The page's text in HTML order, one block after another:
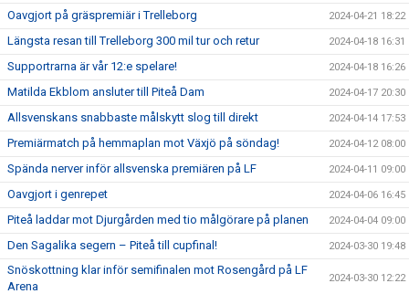
Oavgjort på gräspremiär i Trelleborg 2024-04-21 18:22
Längsta resan till Trelleborg 300 mil tur och retur 2024-04-18 16:31
Supportrarna är vår 12:e spelare! 2024-04-18 16:26
Matilda Ekblom ansluter till Piteå Dam 2024-04-17 20:30
Allsvenskans snabbaste målskytt slog till direkt 2024-04-14 17:53
Premiärmatch på hemmaplan mot Växjö på söndag! 2024-04-12 08:00
Spända nerver inför allsvenska premiären på LF 2024-04-11 09:00
Oavgjort i genrepet 2024-04-06 16:45
Piteå laddar mot Djurgården med tio målgörare på planen 2024-04-04 09:00
Den Sagalika segern – Piteå till cupfinal! 2024-03-30 19:48
Snöskottning klar inför semifinalen mot Rosengård på LF
Arena
2024-03-30 12:22